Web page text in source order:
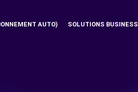
AUTO) SOLUTIONS BUSINESS